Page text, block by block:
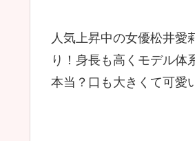
人気上昇中の女優松井愛
り！身長も高くモデル体
本当？口も大きくて可愛